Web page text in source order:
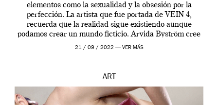
elementos como la sexualidad y la obsesión por la
perfección. La artista que fue portada de VEIN 4,
recuerda que la realidad sigue existiendo aunque
podamos crear un mundo ficticio. Arvida Byström cree
que los humanos tienen un complejo […]
21 / 09 / 2022 — VER MÁS
ART